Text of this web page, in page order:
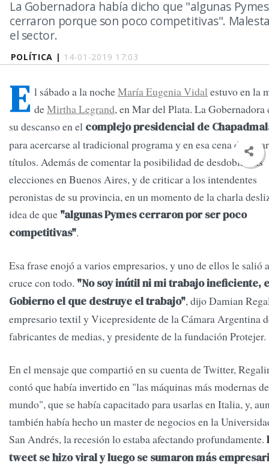
POLÍTICA | 14-01-2019 17:03
La Gobernadora había dicho que "algunas Pymes
cerraron porque son poco competitivas".
el sector.
E l sábado a la nocheMaría Eugenia Vidal estuvo en la
deMirtha Legrand, en Mar del Plata. La Gobernadora
su descanso en el complejo presidencial de
para acercarse al tradicional programa y en esa cena dejó
títulos. Además de comentar la posibilidad de desdoblar las
elecciones en Buenos Aires, y de criticar a los intendentes
peronistas de su provincia, en un momento de la charla
idea de que "algunas Pymes cerraron por ser poco
competitivas".
Esa frase enojó a varios empresarios, y uno de ellos le salió
cruce con todo. "No soy inútil ni mi trabajo ineficiente,
Gobierno el que destruye el trabajo", dijo Damian
empresario textil y Vicepresidente de la Cámara Argentina
fabricantes de medias, y presidente de la fundación Protejer.
En el mensaje que compartió en su cuenta de Twitter,
contó que había invertido en "las máquinas más modernas
mundo", que se había capacitado para usarlas en Italia, y,
también había hecho un master de negocios en la
San Andrés, la recesión lo estaba afectando profundamente.
tweet se hizo viral y luego se sumaron más